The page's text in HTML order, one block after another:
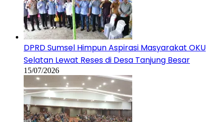
DPRD Sumsel Himpun Aspirasi Masyarakat OKU
Selatan Lewat Reses di Desa Tanjung Besar
15/07/2026